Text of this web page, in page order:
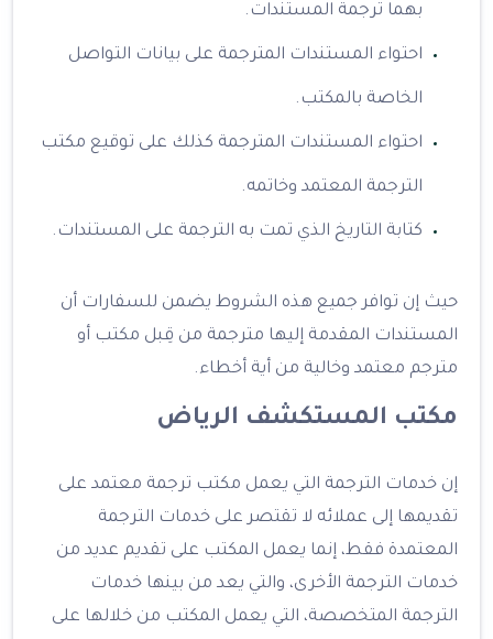
بهما ترجمة المستندات.
احتواء المستندات المترجمة على بيانات التواصل
الخاصة بالمكتب.
احتواء المستندات المترجمة كذلك على توقيع مكتب
الترجمة المعتمد وخاتمه.
كتابة التاريخ الذي تمت به الترجمة على المستندات.
حيث إن توافر جميع هذه الشروط يضمن للسفارات أن
المستندات المقدمة إليها مترجمة من قِبل مكتب أو
مترجم معتمد وخالية من أية أخطاء.
مكتب المستكشف الرياض
إن خدمات الترجمة التي يعمل مكتب ترجمة معتمد على
تقديمها إلى عملائه لا تقتصر على خدمات الترجمة
المعتمدة فقط، إنما يعمل المكتب على تقديم عديد من
خدمات الترجمة الأخرى، والتي يعد من بينها خدمات
الترجمة المتخصصة، التي يعمل المكتب من خلالها على